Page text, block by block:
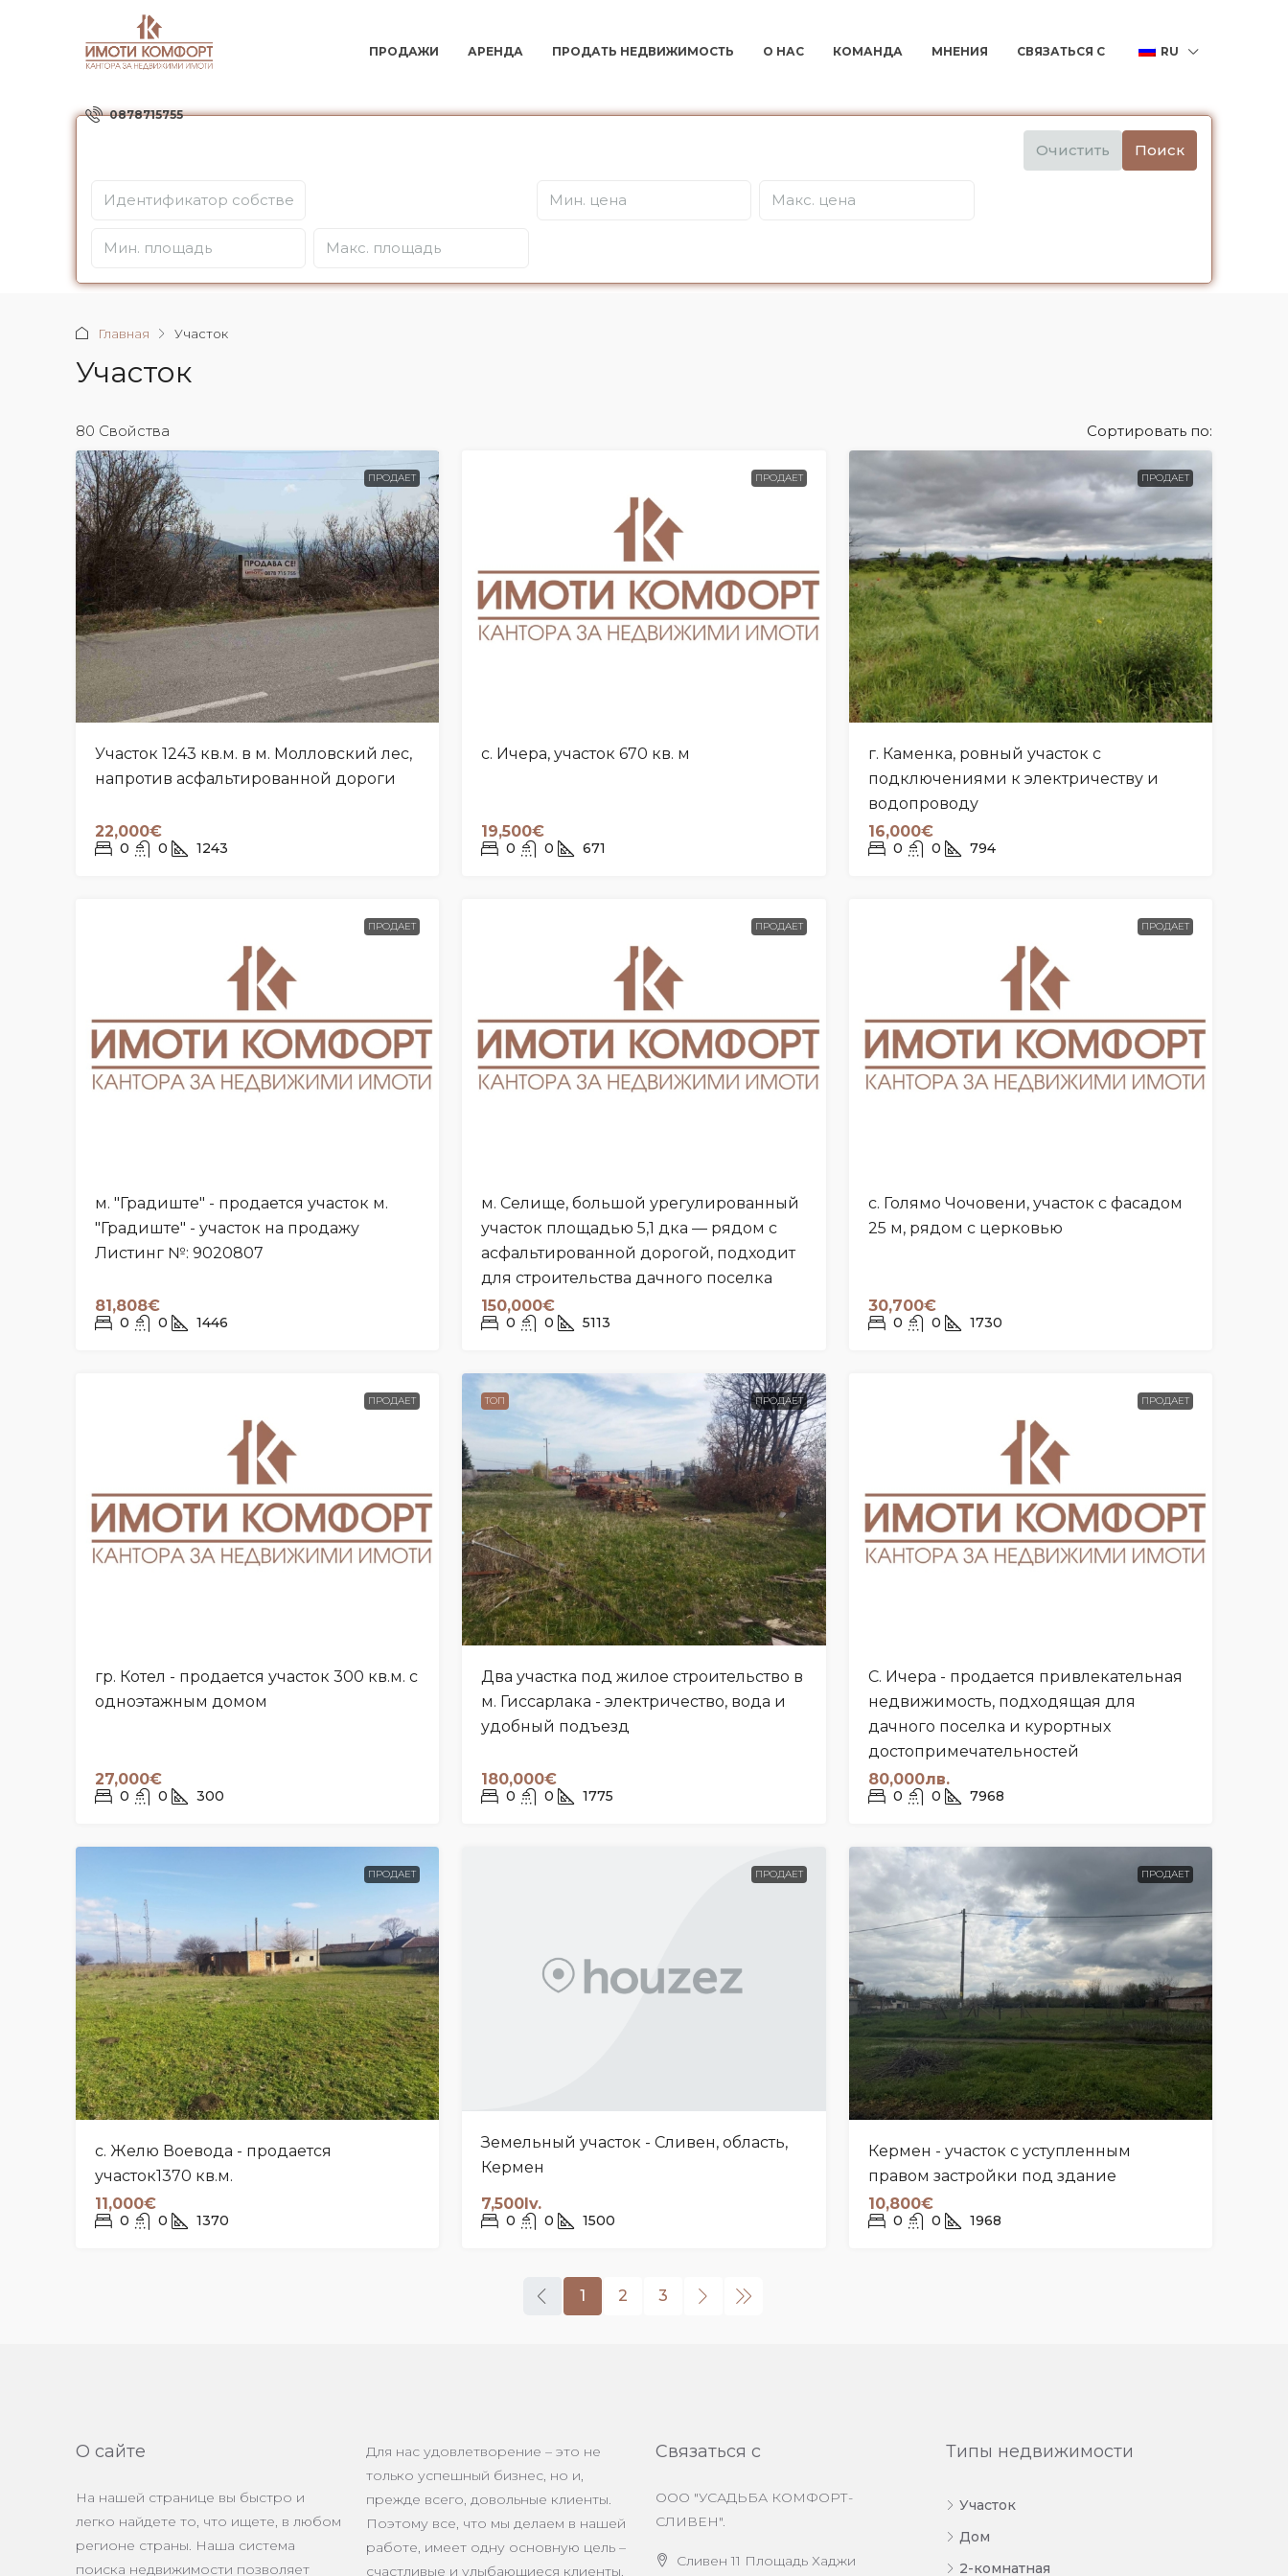
ПРОДАЖИ АРЕНДА ПРОДАТЬ НЕДВИЖИМОСТЬ О НАС КОМАНДА МНЕНИЯ СВЯЗАТЬСЯ С RU
0878715755
Очистить Поиск
Главная Участок
Участок
80 Свойства Сортировать по:
ПРОДАЕТ
Участок 1243 кв.м. в м. Молловский лес,
напротив асфальтированной дороги
22,000€
0 0 1243
ПРОДАЕТ
с. Ичера, участок 670 кв. м
19,500€
0 0 671
ПРОДАЕТ
г. Каменка, ровный участок с
подключениями к электричеству и
водопроводу
16,000€
0 0 794
ПРОДАЕТ
м. "Градиште" - продается участок м.
"Градиште" - участок на продажу
Листинг №: 9020807
81,808€
0 0 1446
ПРОДАЕТ
м. Селище, большой урегулированный
участок площадью 5,1 дка — рядом с
асфальтированной дорогой, подходит
для строительства дачного поселка
150,000€
0 0 5113
ПРОДАЕТ
с. Голямо Чочовени, участок с фасадом
25 м, рядом с церковью
30,700€
0 0 1730
ПРОДАЕТ
гр. Котел - продается участок 300 кв.м. с
одноэтажным домом
27,000€
0 0 300
ТОП ПРОДАЕТ
Два участка под жилое строительство в
м. Гиссарлака - электричество, вода и
удобный подъезд
180,000€
0 0 1775
ПРОДАЕТ
С. Ичера - продается привлекательная
недвижимость, подходящая для
дачного поселка и курортных
достопримечательностей
80,000лв.
0 0 7968
ПРОДАЕТ
с. Желю Воевода - продается
участок1370 кв.м.
11,000€
0 0 1370
ПРОДАЕТ
Земельный участок - Сливен, область,
Кермен
7,500lv.
0 0 1500
ПРОДАЕТ
Кермен - участок с уступленным
правом застройки под здание
10,800€
0 0 1968
1 2 3
О сайте
На нашей странице вы быстро и
легко найдете то, что ищете, в любом
регионе страны. Наша система
поиска недвижимости позволяет
Для нас удовлетворение – это не
только успешный бизнес, но и,
прежде всего, довольные клиенты.
Поэтому все, что мы делаем в нашей
работе, имеет одну основную цель –
счастливые и улыбающиеся клиенты.
Связаться с
ООО "УСАДЬБА КОМФОРТ-
СЛИВЕН".
Сливен 11 Площадь Хаджи
Типы недвижимости
Участок
Дом
2-комнатная